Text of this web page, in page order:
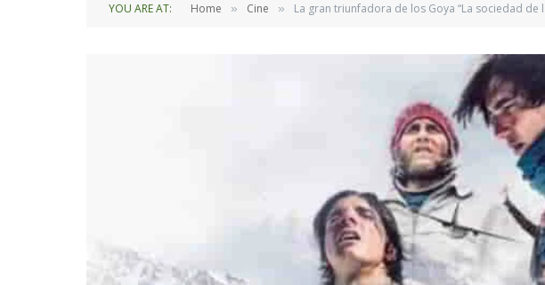
YOU ARE AT: Home » Cine » La gran triunfadora de los Goya “La sociedad de